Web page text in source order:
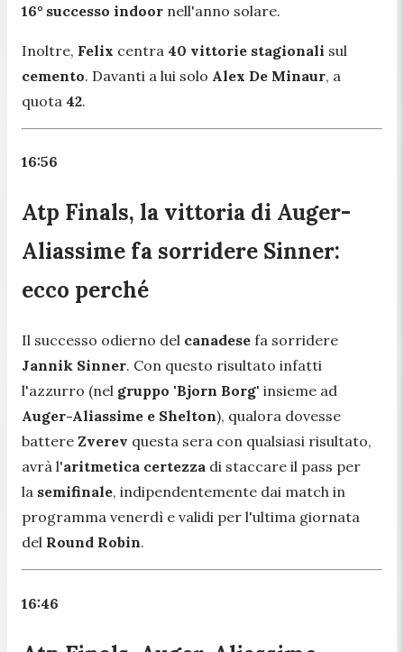
16° successo indoor nell'anno solare.
Inoltre, Felix centra 40 vittorie stagionali sul
cemento. Davanti a lui solo Alex De Minaur, a
quota 42.
16:56
Atp Finals, la vittoria di Auger-
Aliassime fa sorridere Sinner:
ecco perché
Il successo odierno del canadese fa sorridere
Jannik Sinner. Con questo risultato infatti
l'azzurro (nel gruppo 'Bjorn Borg' insieme ad
Auger-Aliassime e Shelton), qualora dovesse
battere Zverev questa sera con qualsiasi risultato,
avrà l'aritmetica certezza di staccare il pass per
la semifinale, indipendentemente dai match in
programma venerdì e validi per l'ultima giornata
del Round Robin.
16:46